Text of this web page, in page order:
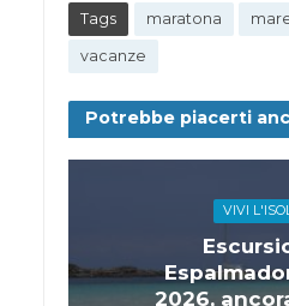
Tags maratona
vacanze
Potrebbe piacerti
VIVI
2026,